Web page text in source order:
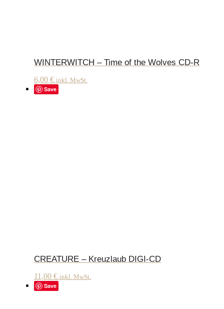
WINTERWITCH – Time of the Wolves CD-R
6,00 € inkl. MwSt.
Save
CREATURE – Kreuzlaub DIGI-CD
11,00 € inkl. MwSt.
Save